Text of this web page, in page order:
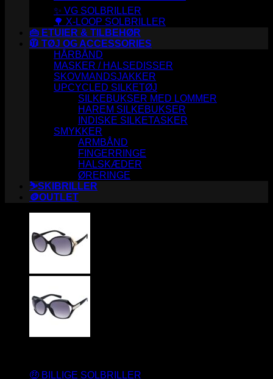
✨ VG SOLBRILLER
🌳 X-LOOP SOLBRILLER
👜 ETUIER & TILBEHØR
🧥 TØJ OG ACCESSORIES
HÅRBÅND
MASKER / HALSEDISSER
SKOVMANDSJAKKER
UPCYCLED SILKETØJ
SILKEBUKSER MED LOMMER
HAREM SILKEBUKSER
INDISKE SILKETASKER
SMYKKER
ARMBÅND
FINGERRINGE
HALSKÆDER
ØRERINGE
⛷️SKIBRILLER
🪙OUTLET
🤑 BILLIGE SOLBRILLER